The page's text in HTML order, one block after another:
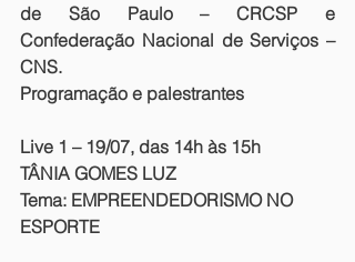
de São Paulo – CRCSP e
Confederação Nacional de Serviços –
CNS.
Programação e palestrantes
Live 1 – 19/07, das 14h às 15h
TÂNIA GOMES LUZ
Tema: EMPREENDEDORISMO NO
ESPORTE